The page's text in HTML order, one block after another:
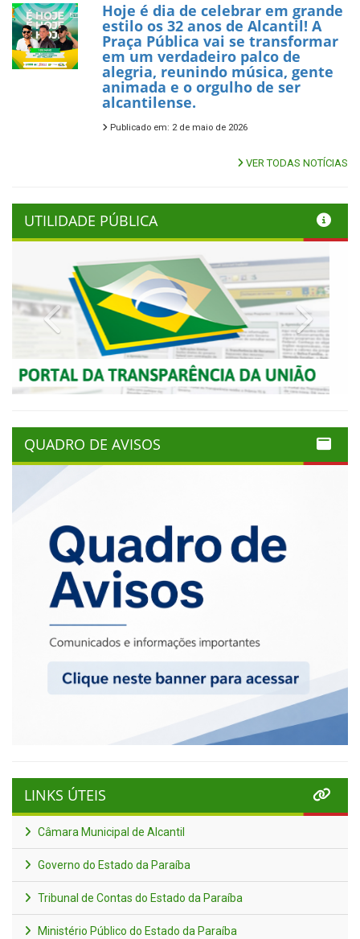
Hoje é dia de celebrar em grande
estilo os 32 anos de Alcantil! A
Praça Pública vai se transformar
em um verdadeiro palco de
alegria, reunindo música, gente
animada e o orgulho de ser
alcantilense.
Publicado em: 2 de maio de 2026
VER TODAS NOTÍCIAS
UTILIDADE PÚBLICA
Previous
QUADRO DE AVISOS
LINKS ÚTEIS
Câmara Municipal de Alcantil
Governo do Estado da Paraíba
Tribunal de Contas do Estado da Paraíba
Ministério Público do Estado da Paraíba